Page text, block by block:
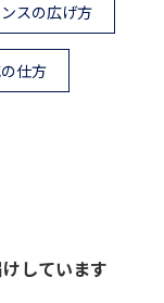
スの広げ方
仕方
しています